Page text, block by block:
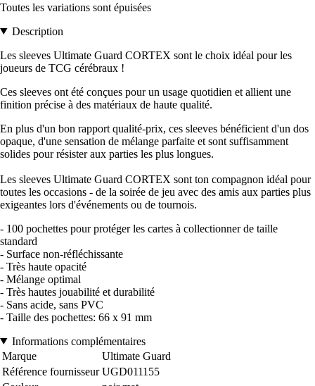
Toutes les variations sont épuisées
Description
Les sleeves Ultimate Guard CORTEX sont le choix idéal pour les
joueurs de TCG cérébraux !
Ces sleeves ont été conçues pour un usage quotidien et allient une
finition précise à des matériaux de haute qualité.
En plus d'un bon rapport qualité-prix, ces sleeves bénéficient d'un dos
opaque, d'une sensation de mélange parfaite et sont suffisamment
solides pour résister aux parties les plus longues.
Les sleeves Ultimate Guard CORTEX sont ton compagnon idéal pour
toutes les occasions - de la soirée de jeu avec des amis aux parties plus
exigeantes lors d'événements ou de tournois.
- 100 pochettes pour protéger les cartes à collectionner de taille
standard
- Surface non-réfléchissante
- Très haute opacité
- Mélange optimal
- Très hautes jouabilité et durabilité
- Sans acide, sans PVC
- Taille des pochettes: 66 x 91 mm
Informations complémentaires
Marque
Ultimate Guard
Référence fournisseur UGD011155